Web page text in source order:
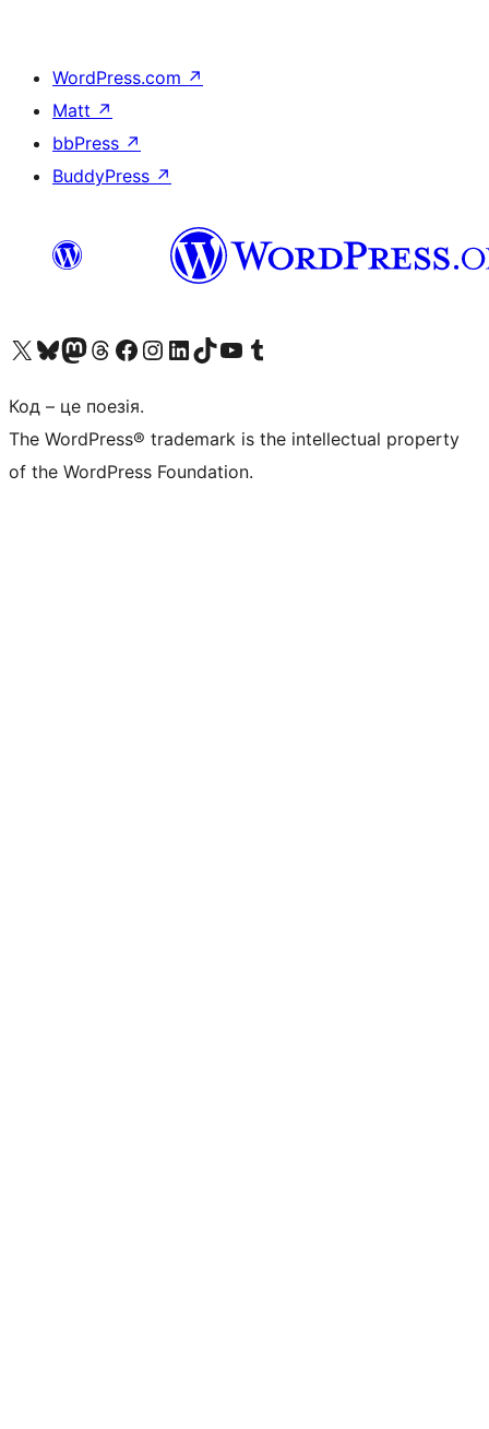
WordPress.com ↗
Matt ↗
bbPress ↗
BuddyPress ↗
Visit our X (formerly Twitter) account
Visit our Bluesky account
Завітайте до нашої стрічки в Mastodon
Visit our Threads account
Завітайте на нашу сторінку в Facebook
Visit our Instagram account
Visit our LinkedIn account
Visit our TikTok account
Visit our YouTube channel
Visit our Tumblr account
Код – це поезія.
The WordPress® trademark is the intellectual property
of the WordPress Foundation.